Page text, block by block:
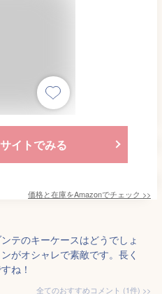
イトでみる
価格と在庫をAmazonでチェック >>
テのキーケースはどうでしょ
がオシャレで素敵です。長く
ね！
全てのおすすめコメント (1件) >